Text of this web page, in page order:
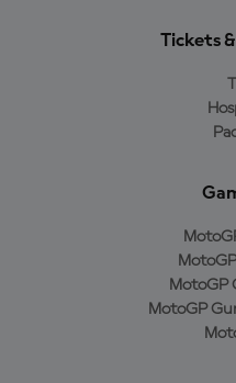
Tickets
MotoGP
MotoGP